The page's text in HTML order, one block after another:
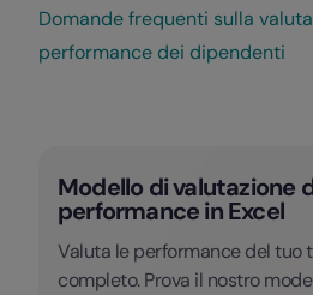
Domande frequenti sulla
performance dei dipendenti
Modello di valutazione
performance in Excel
Valuta le performance del tuo
completo. Prova il nostro